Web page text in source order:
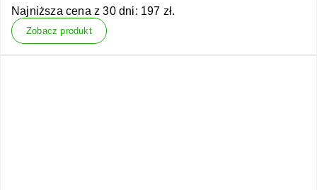
Najniższa cena z 30 dni: 197 zł.
Zobacz produkt